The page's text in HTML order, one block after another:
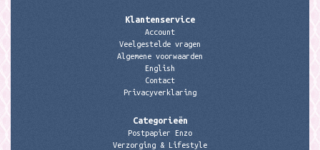
Klantenservice
Account
Veelgestelde vragen
Algemene voorwaarden
English
Contact
Privacyverklaring
Categorieën
Postpapier Enzo
Verzorging & Lifestyle